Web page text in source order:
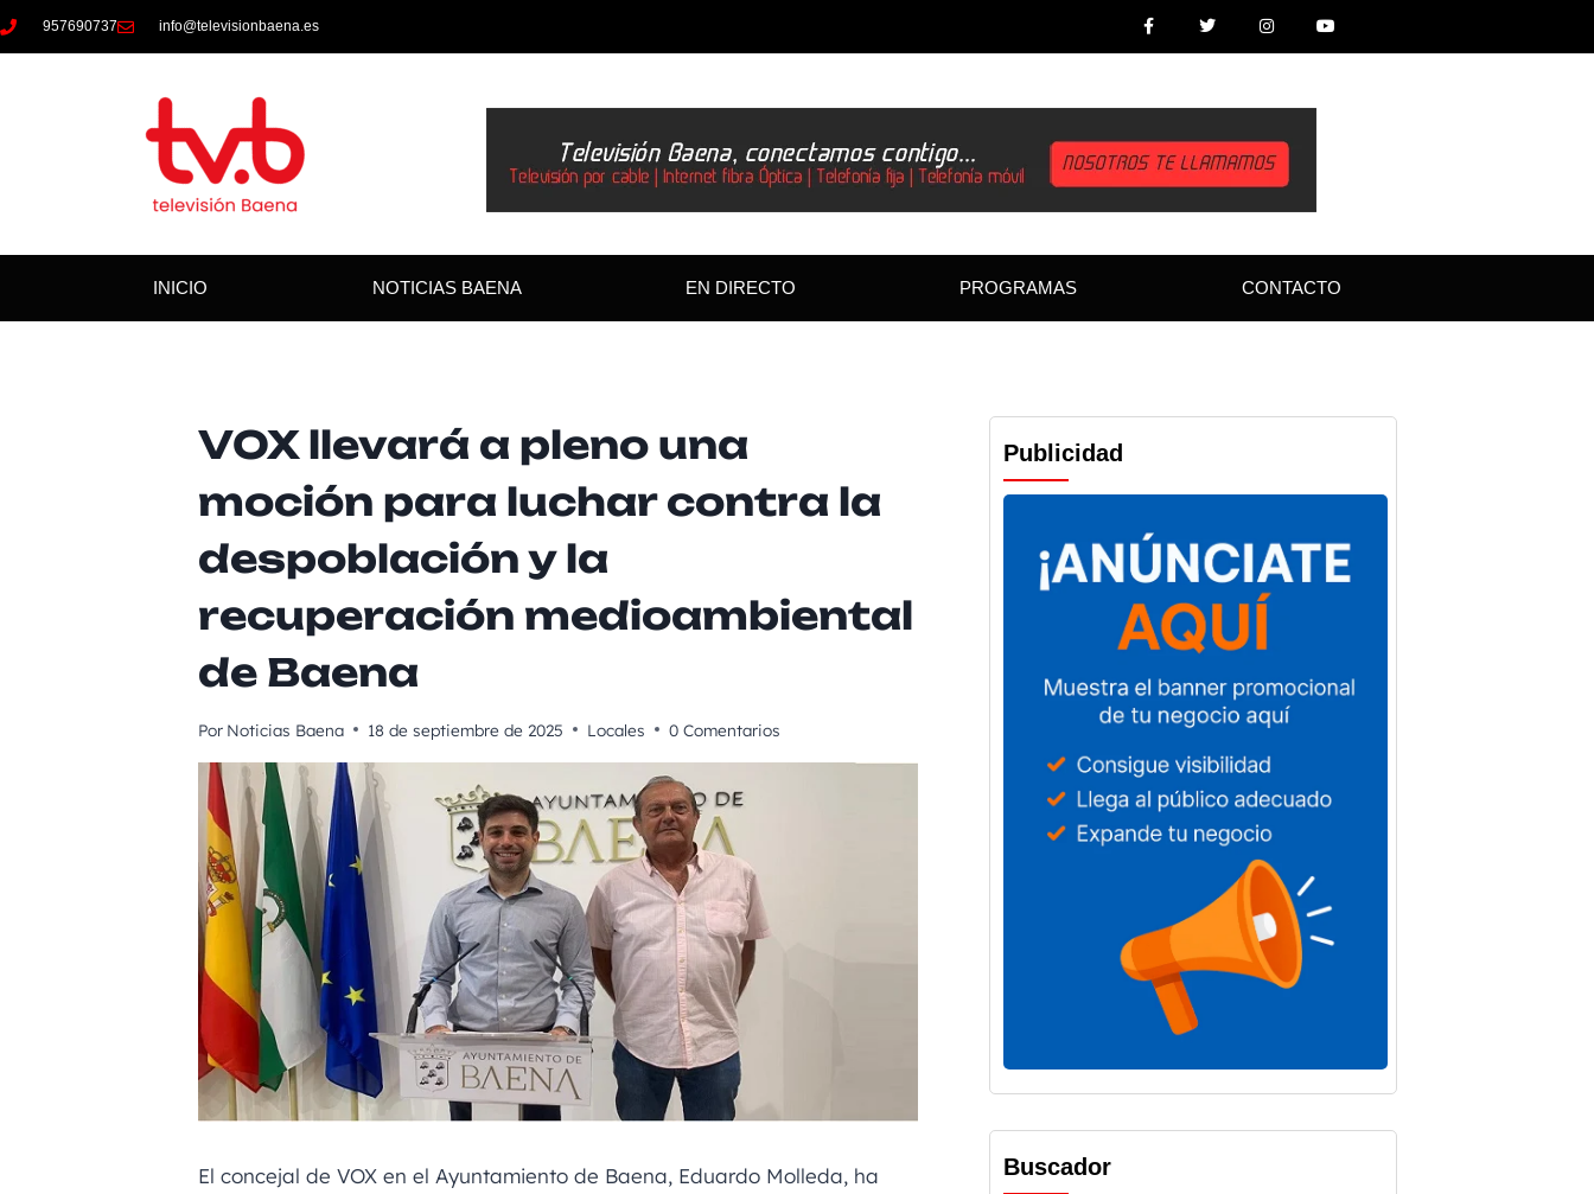
957690737 info@televisionbaena.es
INICIO NOTICIAS BAENA EN DIRECTO PROGRAMAS CONTACTO
VOX llevará a pleno una
moción para luchar contra la
despoblación y la
recuperación medioambiental
de Baena
Por Noticias Baena 18 de septiembre de 2025 Locales 0 Comentarios
El concejal de VOX en el Ayuntamiento de Baena, Eduardo Molleda, ha
Publicidad
Buscador